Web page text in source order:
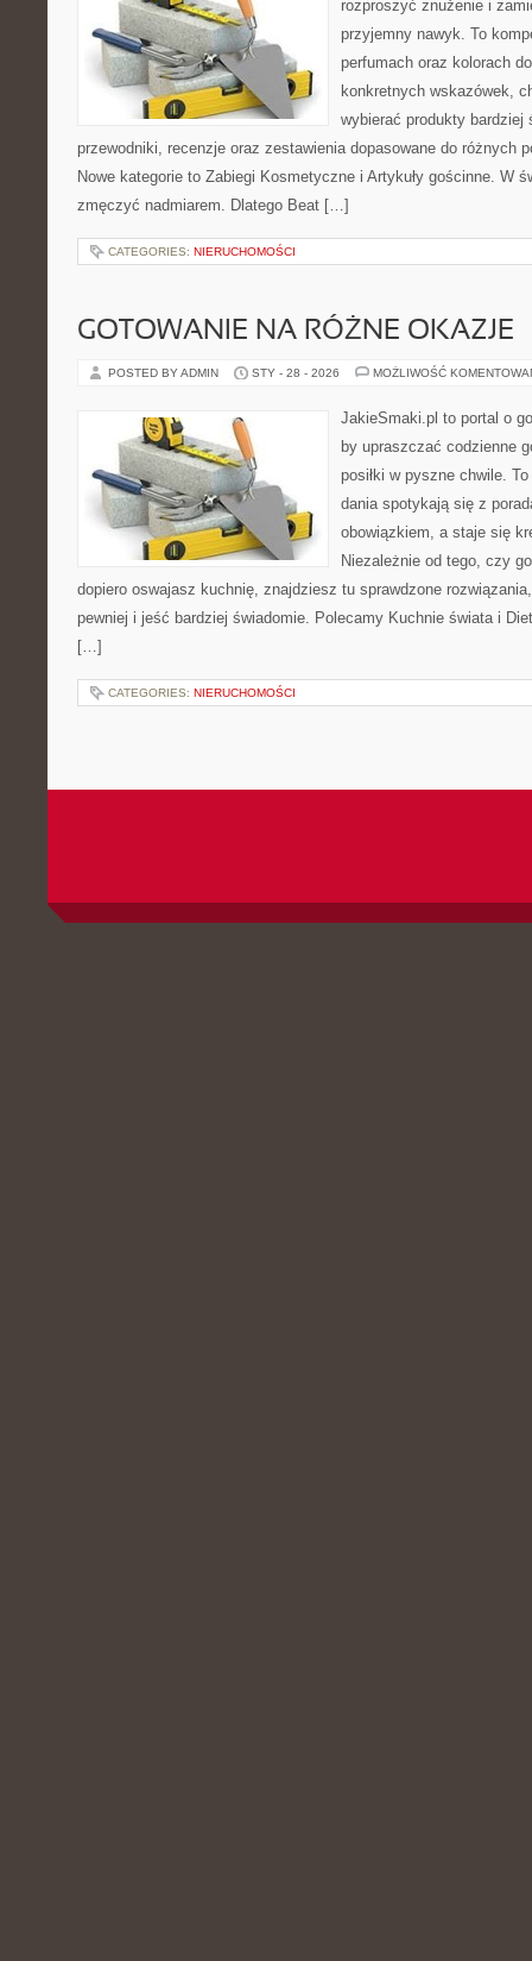
rozproszyć znużenie i
przyjemny nawyk. To
perfumach oraz kolorach
konkretnych wskazówek,
wybierać produkty bardziej
przewodniki, recenzje oraz zestawienia dopasowane do różnych
Nowe kategorie to Zabiegi Kosmetyczne i Artykuły gościnne. W
zmęczyć nadmiarem. Dlatego Beat […]
CATEGORIES: NIERUCHOMOŚCI
GOTOWANIE NA RÓŻNE OKAZJE
POSTED BY ADMIN STY - 28 - 2026 MOŻLIWOŚĆ
JakieSmaki.pl to portal o
by upraszczać codzienne
posiłki w pyszne chwile.
dania spotykają się z
obowiązkiem, a staje się
Niezależnie od tego, czy
dopiero oswajasz kuchnię, znajdziesz tu sprawdzone
pewniej i jeść bardziej świadomie. Polecamy Kuchnie świata i
[…]
CATEGORIES: NIERUCHOMOŚCI